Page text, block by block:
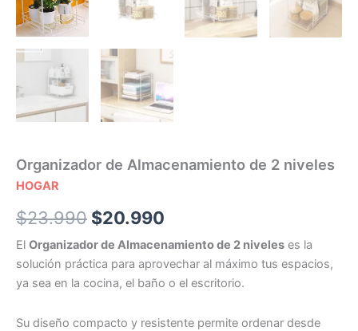
Organizador de Almacenamiento de 2 niveles
HOGAR
$23.990 $20.990
El Organizador de Almacenamiento de 2 niveles es la
solución práctica para aprovechar al máximo tus espacios,
ya sea en la cocina, el baño o el escritorio.
Su diseño compacto y resistente permite ordenar desde